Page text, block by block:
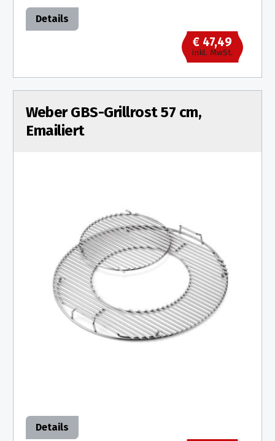
Details
€ 47,49
inkl. MwSt.
Weber GBS-Grillrost 57 cm,
Emailiert
Details